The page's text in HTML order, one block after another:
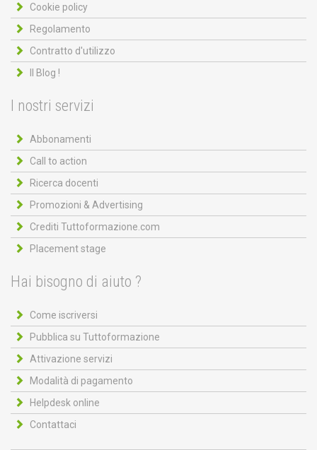
Cookie policy
Regolamento
Contratto d'utilizzo
Il Blog !
I nostri servizi
Abbonamenti
Call to action
Ricerca docenti
Promozioni & Advertising
Crediti Tuttoformazione.com
Placement stage
Hai bisogno di aiuto ?
Come iscriversi
Pubblica su Tuttoformazione
Attivazione servizi
Modalità di pagamento
Helpdesk online
Contattaci